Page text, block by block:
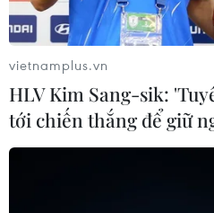
TIN LIÊN QUAN
vietnamplus.vn
HLV Kim Sang-sik:
tới chiến thắng để giữ